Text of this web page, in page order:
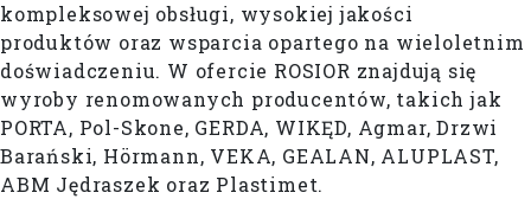
kompleksowej obsługi, wysokiej jakości
produktów oraz wsparcia opartego na wieloletnim
doświadczeniu. W ofercie ROSIOR znajdują się
wyroby renomowanych producentów, takich jak
PORTA, Pol-Skone, GERDA, WIKĘD, Agmar, Drzwi
Barański, Hörmann, VEKA, GEALAN, ALUPLAST,
ABM Jędraszek oraz Plastimet.